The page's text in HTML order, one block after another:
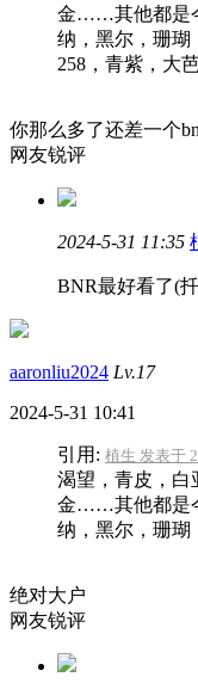
金……其他都是
纳，黑尔，珊瑚
258，青紫，大
你那么多了还差一个
网友锐评
2024-5-31 11:35
BNR最好看了(
aaronliu2024 Lv.17
2024-5-31 10:41
引用: 植生 发表于
渴望，青皮，白
金……其他都是
纳，黑尔，珊瑚
绝对大户
网友锐评